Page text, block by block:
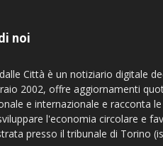
noi
Città è un notiziario digitale
2002, offre aggiornamenti
e internazionale e racconta
l'economia circolare e
presso il tribunale di Torino